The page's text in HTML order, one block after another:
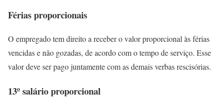
Férias proporcionais
O empregado tem direito a receber o valor proporcional às férias
vencidas e não gozadas, de acordo com o tempo de serviço. Esse
valor deve ser pago juntamente com as demais verbas rescisórias.
13º salário proporcional